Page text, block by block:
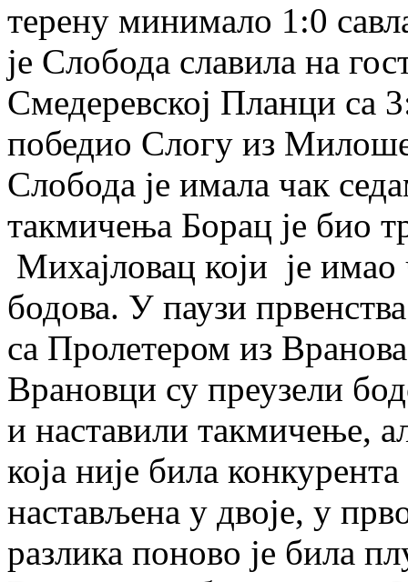
терену минимало 1:0
је Слобода славила на
Смедеревској Планци са
победио Слогу из
Слобода је имала чак
такмичења Борац је био
Михајловац који је
бодова. У паузи
са Пролетером из
Врановци су преузели
и наставили такмичење,
која није била
настављена у двоје, у
разлика поново је била